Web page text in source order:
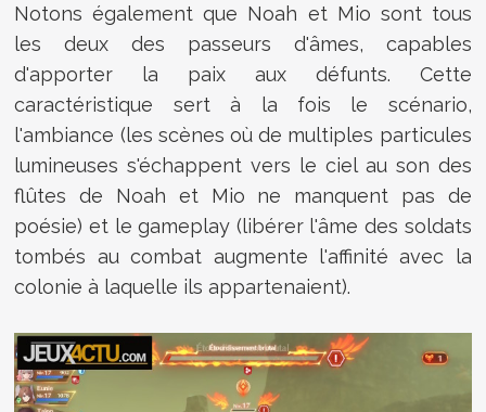
Notons également que Noah et Mio sont tous
les deux des passeurs d'âmes, capables
d'apporter la paix aux défunts. Cette
caractéristique sert à la fois le scénario,
l'ambiance (les scènes où de multiples particules
lumineuses s'échappent vers le ciel au son des
flûtes de Noah et Mio ne manquent pas de
poésie) et le gameplay (libérer l'âme des soldats
tombés au combat augmente l'affinité avec la
colonie à laquelle ils appartenaient).